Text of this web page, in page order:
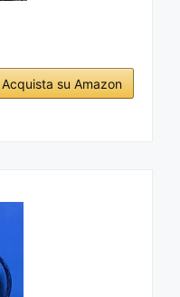
Acquista su Amazon